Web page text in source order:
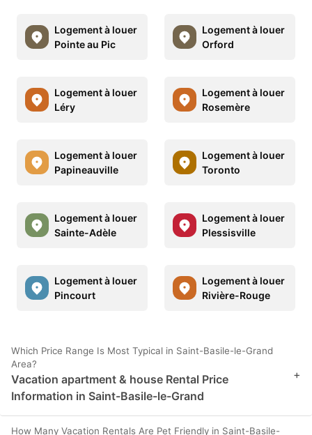
Logement à louer
Pointe au Pic
Logement à louer
Orford
Logement à louer
Léry
Logement à louer
Rosemère
Logement à louer
Papineauville
Logement à louer
Toronto
Logement à louer
Sainte-Adèle
Logement à louer
Plessisville
Logement à louer
Pincourt
Logement à louer
Rivière-Rouge
Which Price Range Is Most Typical in Saint-Basile-le-Grand
Area?
Vacation apartment & house Rental Price
Information in Saint-Basile-le-Grand
+
How Many Vacation Rentals Are Pet Friendly in Saint-Basile-